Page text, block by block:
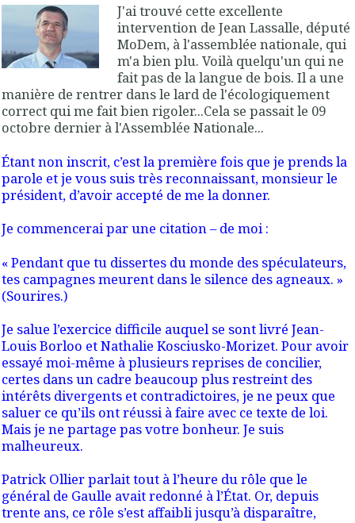
J'ai trouvé cette excellente
intervention de Jean Lassalle, député
MoDem, à l'assemblée nationale, qui
m'a bien plu. Voilà quelqu'un qui ne
fait pas de la langue de bois. Il a une
manière de rentrer dans le lard de l'écologiquement
correct qui me fait bien rigoler...Cela se passait le 09
octobre dernier à l'Assemblée Nationale...
Étant non inscrit, c’est la première fois que je prends la
parole et je vous suis très reconnaissant, monsieur le
président, d’avoir accepté de me la donner.
Je commencerai par une citation – de moi :
« Pendant que tu dissertes du monde des spéculateurs,
tes campagnes meurent dans le silence des agneaux. »
(Sourires.)
Je salue l’exercice difficile auquel se sont livré Jean-
Louis Borloo et Nathalie Kosciusko-Morizet. Pour avoir
essayé moi-même à plusieurs reprises de concilier,
certes dans un cadre beaucoup plus restreint des
intérêts divergents et contradictoires, je ne peux que
saluer ce qu’ils ont réussi à faire avec ce texte de loi.
Mais je ne partage pas votre bonheur. Je suis
malheureux.
Patrick Ollier parlait tout à l’heure du rôle que le
général de Gaulle avait redonné à l’État. Or, depuis
trente ans, ce rôle s’est affaibli jusqu’à disparaître,